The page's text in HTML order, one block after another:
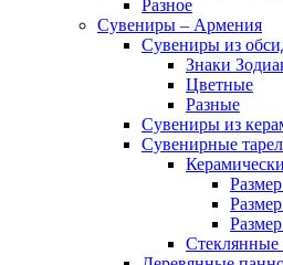
Разное
Сувениры – Армения
Сувениры из
Знаки
Цветные
Разные
Сувениры из
Сувенирные
Стеклянные